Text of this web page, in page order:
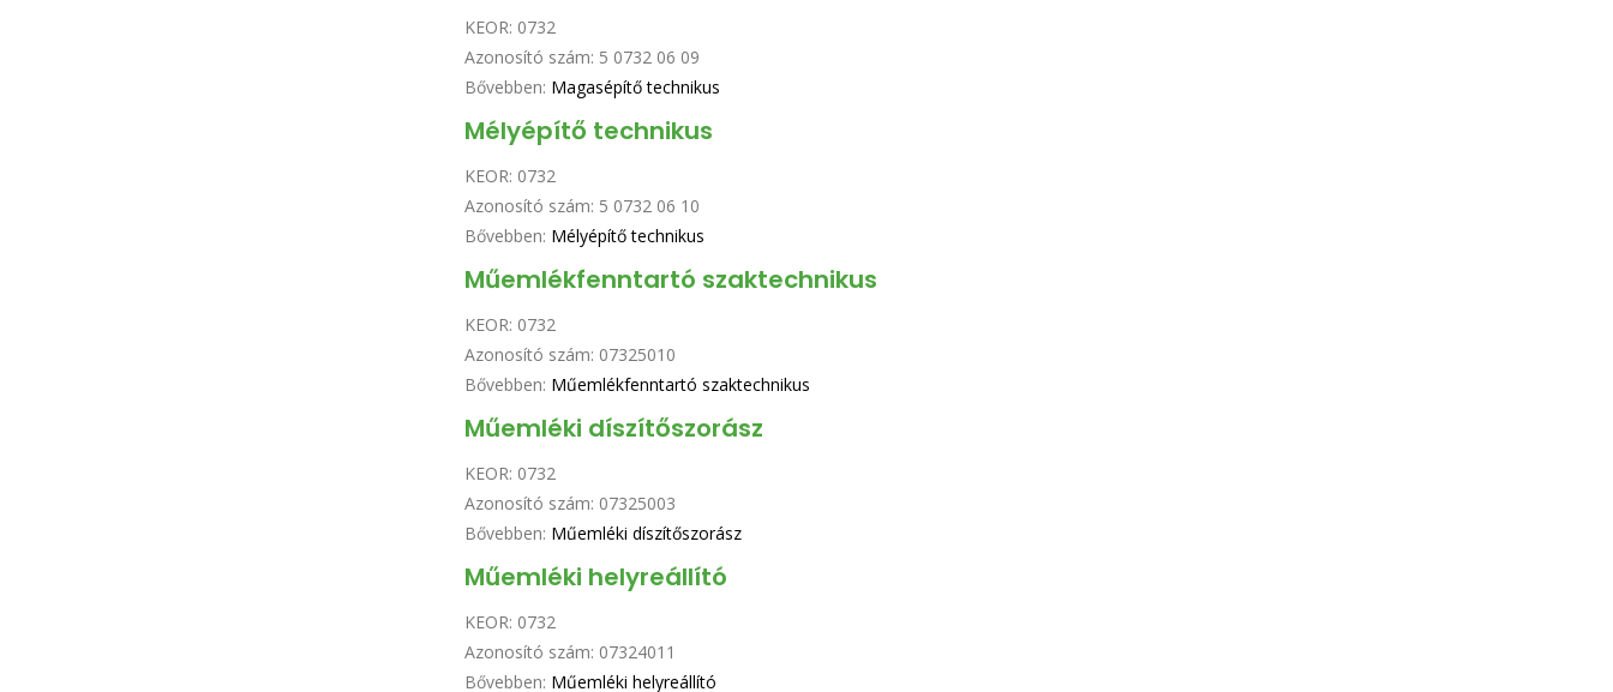
KEOR: 0732
Azonosító szám: 5 0732 06 09
Bővebben: Magasépítő technikus
Mélyépítő technikus
KEOR: 0732
Azonosító szám: 5 0732 06 10
Bővebben: Mélyépítő technikus
Műemlékfenntartó szaktechnikus
KEOR: 0732
Azonosító szám: 07325010
Bővebben: Műemlékfenntartó szaktechnikus
Műemléki díszítőszorász
KEOR: 0732
Azonosító szám: 07325003
Bővebben: Műemléki díszítőszorász
Műemléki helyreállító
KEOR: 0732
Azonosító szám: 07324011
Bővebben: Műemléki helyreállító